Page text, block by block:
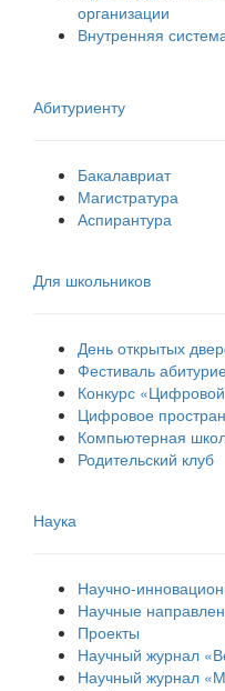
организации
Внутренняя
Абитуриенту
Бакалавриат
Магистратура
Аспирантура
Для школьников
День открытых
Фестиваль
Конкурс
Цифровое
Компьютерная
Родительский клуб
Наука
Научно-
Научные
Проекты
Научный журнал
Научный журнал